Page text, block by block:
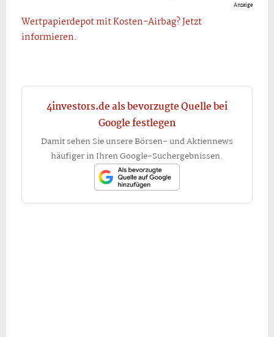
Anzeige
Wertpapierdepot mit Kosten-Airbag? Jetzt
informieren.
4investors.de als bevorzugte Quelle bei
Google festlegen
Damit sehen Sie unsere Börsen- und Aktiennews
häufiger in Ihren Google-Suchergebnissen.